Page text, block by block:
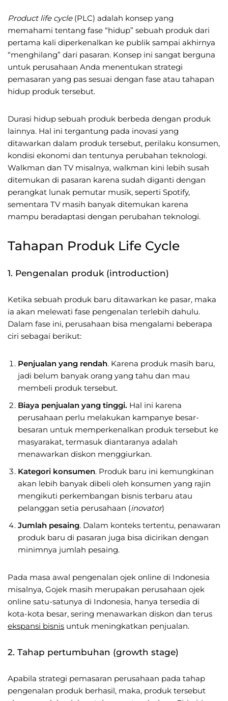
Product life cycle(PLC) adalah konsep yang
memahami tentang fase “hidup” sebuah produk dari
pertama kali diperkenalkan ke publik sampai akhirnya
“menghilang” dari pasaran. Konsep ini sangat berguna
untuk perusahaan Anda menentukan strategi
pemasaran yang pas sesuai dengan fase atau tahapan
hidup produk tersebut.
Durasi hidup sebuah produk berbeda dengan produk
lainnya. Hal ini tergantung pada inovasi yang
ditawarkan dalam produk tersebut, perilaku konsumen,
kondisi ekonomi dan tentunya perubahan teknologi.
Walkman dan TV misalnya, walkman kini lebih susah
ditemukan di pasaran karena sudah diganti dengan
perangkat lunak pemutar musik, seperti Spotify,
sementara TV masih banyak ditemukan karena
mampu beradaptasi dengan perubahan teknologi.
Tahapan Produk Life Cycle
1. Pengenalan produk (introduction)
Ketika sebuah produk baru ditawarkan ke pasar, maka
ia akan melewati fase pengenalan terlebih dahulu.
Dalam fase ini, perusahaan bisa mengalami beberapa
ciri sebagai berikut:
Penjualan yang rendah. Karena produk masih baru,
jadi belum banyak orang yang tahu dan mau
membeli produk tersebut.
Biaya penjualan yang tinggi. Hal ini karena
perusahaan perlu melakukan kampanye besar-
besaran untuk memperkenalkan produk tersebut ke
masyarakat, termasuk diantaranya adalah
menawarkan diskon menggiurkan.
Kategori konsumen. Produk baru ini kemungkinan
akan lebih banyak dibeli oleh konsumen yang rajin
mengikuti perkembangan bisnis terbaru atau
pelanggan setia perusahaan (inovator)
Jumlah pesaing. Dalam konteks tertentu, penawaran
produk baru di pasaran juga bisa dicirikan dengan
minimnya jumlah pesaing.
Pada masa awal pengenalan ojek online di Indonesia
misalnya, Gojek masih merupakan perusahaan ojek
online satu-satunya di Indonesia, hanya tersedia di
kota-kota besar, sering menawarkan diskon dan terus
ekspansi bisnis untuk meningkatkan penjualan.
2. Tahap pertumbuhan (growth stage)
Apabila strategi pemasaran perusahaan pada tahap
pengenalan produk berhasil, maka, produk tersebut